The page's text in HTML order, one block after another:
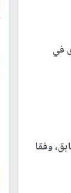
مستوى في
سعر الإغلاق السابق، وفقا